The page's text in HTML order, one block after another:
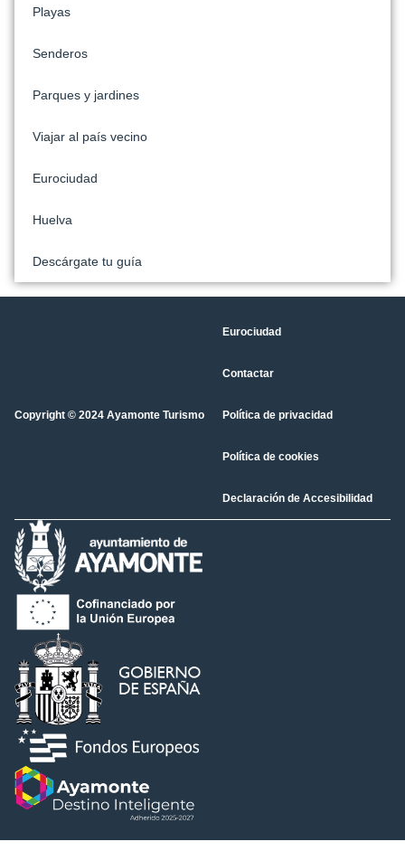
Playas
Senderos
Parques y jardines
Viajar al país vecino
Eurociudad
Huelva
Descárgate tu guía
Copyright © 2024 Ayamonte Turismo
Eurociudad
Contactar
Política de privacidad
Política de cookies
Declaración de Accesibilidad